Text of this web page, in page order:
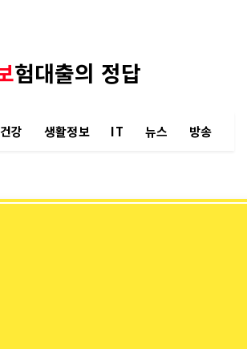
보험대출의 정답
건강 생활정보 IT 뉴스 방송